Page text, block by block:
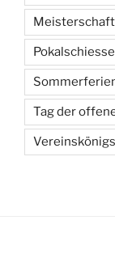
Meisterschaft
Tag der